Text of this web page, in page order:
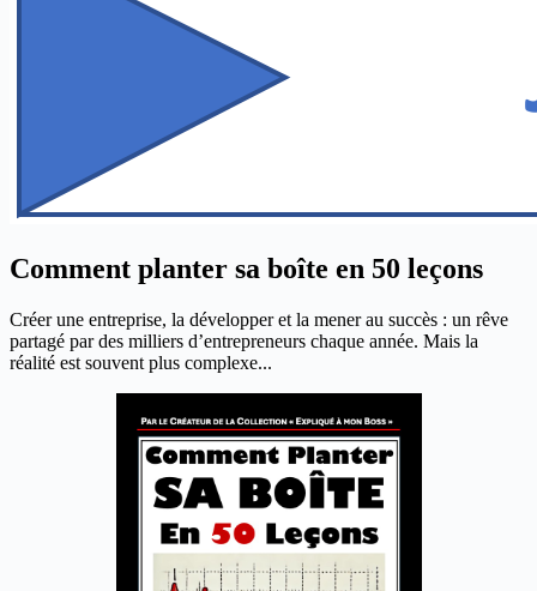
Comment planter sa boîte en 50 leçons
Créer une entreprise, la développer et la mener au succès : un rêve
partagé par des milliers d’entrepreneurs chaque année. Mais la
réalité est souvent plus complexe...